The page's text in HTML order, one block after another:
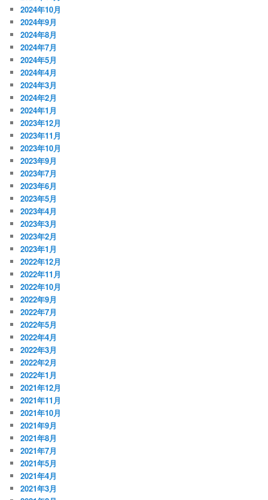
2024年10月
2024年9月
2024年8月
2024年7月
2024年5月
2024年4月
2024年3月
2024年2月
2024年1月
2023年12月
2023年11月
2023年10月
2023年9月
2023年7月
2023年6月
2023年5月
2023年4月
2023年3月
2023年2月
2023年1月
2022年12月
2022年11月
2022年10月
2022年9月
2022年7月
2022年5月
2022年4月
2022年3月
2022年2月
2022年1月
2021年12月
2021年11月
2021年10月
2021年9月
2021年8月
2021年7月
2021年5月
2021年4月
2021年3月